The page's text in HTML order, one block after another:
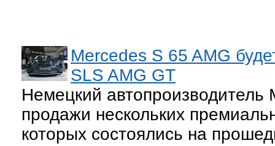
Mercedes S 65 AMG
SLS AMG GT
Немецкий автопроизводитель
продажи нескольких
которых состоялись на